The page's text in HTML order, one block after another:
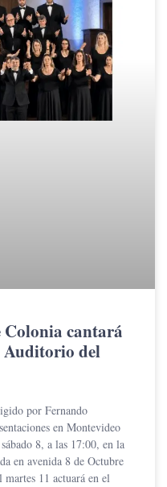
cantará
Auditorio del
por Fernando
en Montevideo
8, a las 17:00, en la
en avenida 8 de Octubre
11 actuará en el